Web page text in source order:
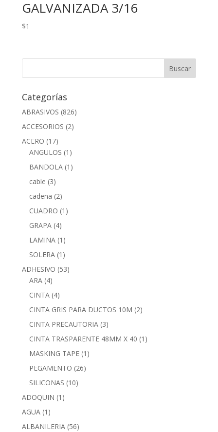
GALVANIZADA 3/16
$1
Categorías
ABRASIVOS (826)
ACCESORIOS (2)
ACERO (17)
ANGULOS (1)
BANDOLA (1)
cable (3)
cadena (2)
CUADRO (1)
GRAPA (4)
LAMINA (1)
SOLERA (1)
ADHESIVO (53)
ARA (4)
CINTA (4)
CINTA GRIS PARA DUCTOS 10M (2)
CINTA PRECAUTORIA (3)
CINTA TRASPARENTE 48MM X 40 (1)
MASKING TAPE (1)
PEGAMENTO (26)
SILICONAS (10)
ADOQUIN (1)
AGUA (1)
ALBAÑILERIA (56)